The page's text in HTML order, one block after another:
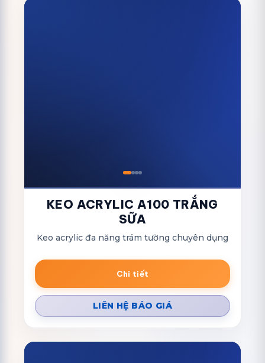
KEO ACRYLIC A100 TRẮNG
SỮA
Keo acrylic đa năng trám tường chuyên dụng
Chi tiết
LIÊN HỆ BÁO GIÁ